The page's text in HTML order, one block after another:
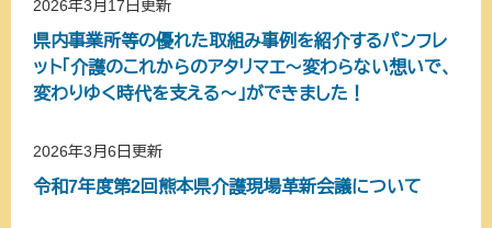
2026年3月17日更新
県内事業所等の優れた取組み事例を紹介するパンフレ
ット「介護のこれからのアタリマエ～変わらない想いで、
変わりゆく時代を支える～」ができました！
2026年3月6日更新
令和7年度第2回熊本県介護現場革新会議について